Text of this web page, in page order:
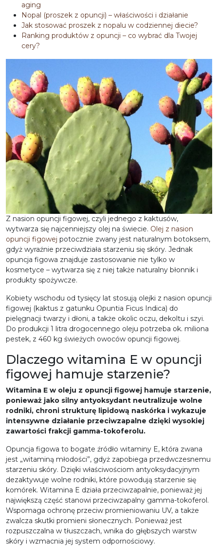
aging
Nopal (proszek z opuncji) – właściwości i działanie
Jak stosować proszek z nopalu w codziennej diecie?
Ranking produktów z opuncji – co wybrać dla Twojej
cery?
Z nasion opuncji figowej, czyli jednego z kaktusów,
wytwarza się najcenniejszy olej na świecie. Olej z nasion
opuncji figowej potocznie zwany jest naturalnym botoksem,
gdyż wyraźnie przeciwdziała starzeniu się skóry. Jednak
opuncja figowa znajduje zastosowanie nie tylko w
kosmetyce – wytwarza się z niej także naturalny błonnik i
produkty spożywcze.
Kobiety wschodu od tysięcy lat stosują olejki z nasion opuncji
figowej (kaktus z gatunku Opuntia Ficus Indica) do
pielęgnacji twarzy i dłoni, a także okolic oczu, dekoltu i szyi.
Do produkcji 1 litra drogocennego oleju potrzeba ok. miliona
pestek, z 460 kg świeżych owoców opuncji figowej.
Dlaczego witamina E w opuncji
figowej hamuje starzenie?
Witamina E w oleju z opuncji figowej hamuje starzenie,
ponieważ jako silny antyoksydant neutralizuje wolne
rodniki, chroni strukturę lipidową naskórka i wykazuje
intensywne działanie przeciwzapalne dzięki wysokiej
zawartości frakcji gamma-tokoferolu.
Opuncja figowa to bogate źródło witaminy E, która zwana
jest „witaminą młodości”, gdyż zapobiega przedwczesnemu
starzeniu skóry. Dzięki właściwościom antyoksydacyjnym
dezaktywuje wolne rodniki, które powodują starzenie się
komórek. Witamina E działa przeciwzapalnie, ponieważ jej
największą część stanowi przeciwzapalny gamma-tokoferol.
Wspomaga ochronę przeciw promieniowaniu UV, a także
zwalcza skutki promieni słonecznych. Ponieważ jest
rozpuszczalna w tłuszczach, wnika do głębszych warstw
skóry i wzmacnia jej system odpornościowy.